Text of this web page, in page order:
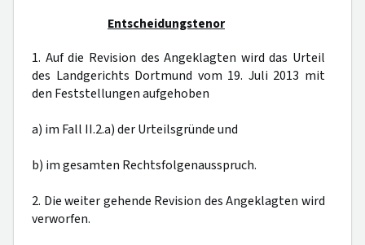
Entscheidungstenor
1. Auf die Revision des Angeklagten wird das Urteil
des Landgerichts Dortmund vom 19. Juli 2013 mit
den Feststellungen aufgehoben
a) im Fall II.2.a) der Urteilsgründe und
b) im gesamten Rechtsfolgenausspruch.
2. Die weiter gehende Revision des Angeklagten wird
verworfen.